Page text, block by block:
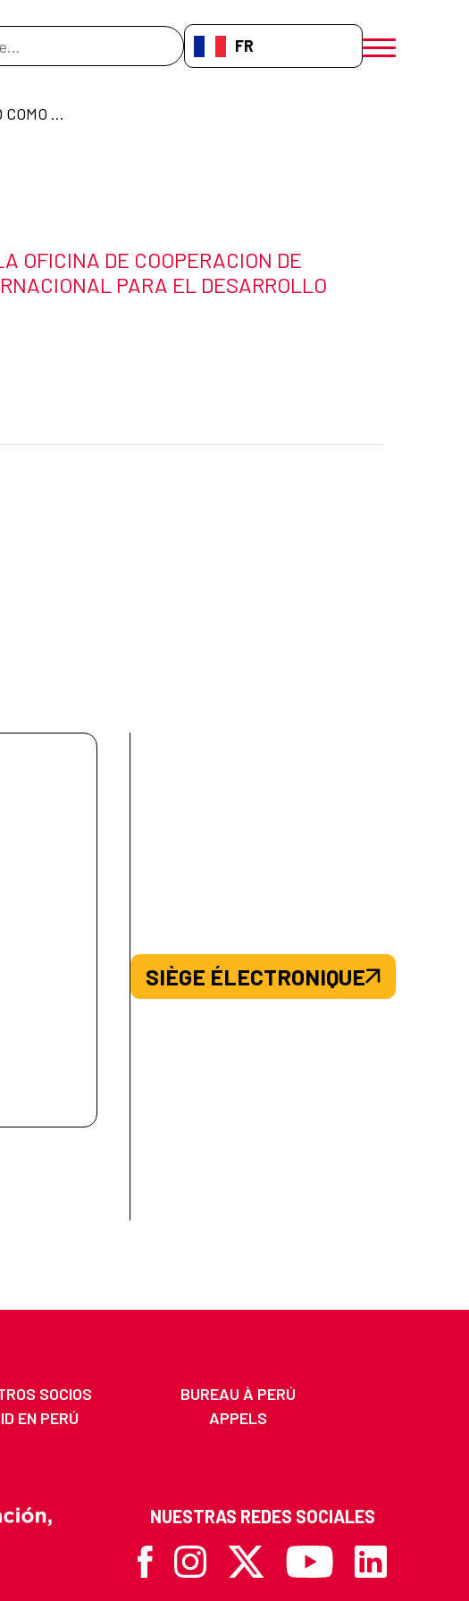
FR-FR
menú móvil
CONVOCATORIA PARA INGRESO COMO PERSONAL LABORAL FIJO EN LA OFICINA DE COOPERACION DE ESPAÑA EN PERÚ DE LA AGENCIA ESPAÑOLA DE COOPERACIÓN INTERNACIONAL PARA EL DESARROLLO (AECID) CON LA CATEGORIA DE TITULADO SUPERIOR
OFICINA DE COOPERACION DE
PARA EL DESARROLLO
SIÈGE ÉLECTRONIQUE
SOCIOS
BUREAU À PERÚ
EN PERÚ
APPELS
NUESTRAS REDES SOCIALES
FacebookInstagram
X Youtube Linkedin